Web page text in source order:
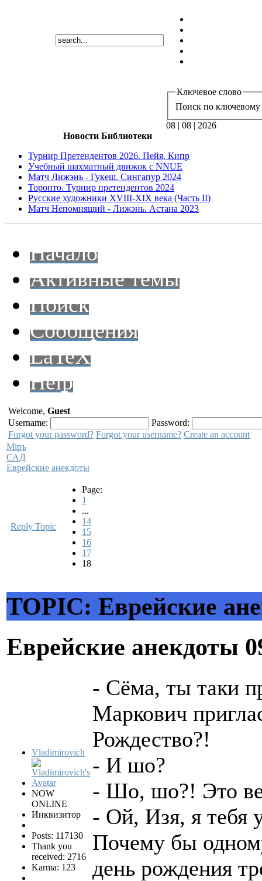
Ключевое слово
Поиск по ключевому
08 | 08 | 2026
Новости Библиотеки
Турнир Претендентов 2026. Пейя, Кипр
Учебный шахматный движок с NNUE
Матч Лижэнь - Гукеш. Сингапур 2024
Торонто. Турнир претендентов 2024
Русские художники XVIII-XIX века (Часть II)
Матч Непомнящий - Лижэнь. Астана 2023
Начало
Активные темы
Поиск
Сообщения
LaTeX
Help
Welcome, Guest
Username:
Password:
Forgot your password? Forgot your username? Create an account
Мiръ
САД
Еврейские анекдоты
Reply Topic
Page:
1
...
14
15
16
17
18
TOPIC: Еврейские
Еврейские анекдоты
Vladimirovich
NOW
ONLINE
Инквизитор
Posts: 117130
Thank you
received: 2716
Karma: 123
- Сёма, ты таки
Маркович
Рождество?!
- И шо?
- Шо, шо?! Это
- Ой, Изя, я тебя
Почему бы
день рождения